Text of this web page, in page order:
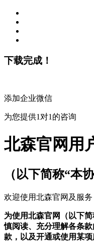
下载完成！
添加企业微信
为您提供1对1的咨询
北森官网用
（以下简称“本协
欢迎使用北森官网及服务
为使用北森官网（以下
慎阅读、充分理解各条
款，以及开通或使用某